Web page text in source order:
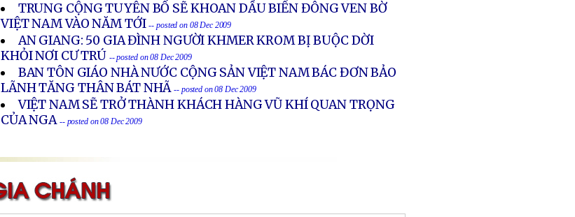
TRUNG CỘNG TUYÊN BỐ SẼ KHOAN DẦU BIỂN ĐÔNG VEN BỜ
VIỆT NAM VÀO NĂM TỚI -- posted on 08 Dec 2009
AN GIANG: 50 GIA ĐÌNH NGƯỜI KHMER KROM BỊ BUỘC DỜI
KHỎI NƠI CƯ TRÚ -- posted on 08 Dec 2009
BAN TÔN GIÁO NHÀ NƯỚC CỘNG SẢN VIỆT NAM BÁC ĐƠN BẢO
LÃNH TĂNG THÂN BÁT NHÃ -- posted on 08 Dec 2009
VIỆT NAM SẼ TRỞ THÀNH KHÁCH HÀNG VŨ KHÍ QUAN TRỌNG
CỦA NGA -- posted on 08 Dec 2009